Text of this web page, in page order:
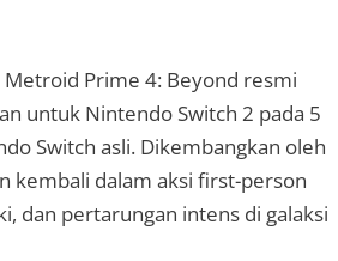
Prime 4: Beyond resmi
untuk Nintendo Switch 2 pada 5
Switch asli. Dikembangkan oleh
kembali dalam aksi first-person
dan pertarungan intens di galaksi